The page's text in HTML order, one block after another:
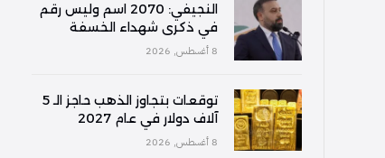
النجيفي: 2070 اسم وليس رقم
في ذكرى شهداء الخسفة
8 أغسطس, 2026
توقعات بتجاوز الذهب حاجز الـ 5
آلاف دولار في عام 2027
8 أغسطس, 2026